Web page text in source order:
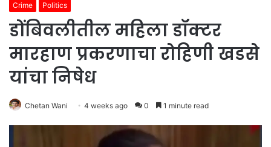
Crime Politics
डोंबिवलीतील महिला डॉक्टर
मारहाण प्रकरणाचा रोहिणी खडसे
यांचा निषेध
Chetan Wani 4 weeks ago 0 1 minute read